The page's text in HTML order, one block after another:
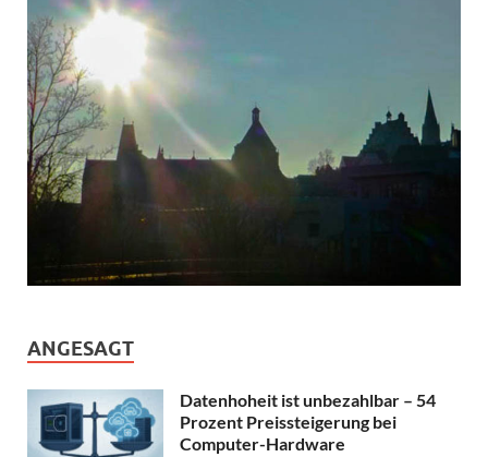
ANGESAGT
Datenhoheit ist unbezahlbar – 54
Prozent Preissteigerung bei
Computer-Hardware